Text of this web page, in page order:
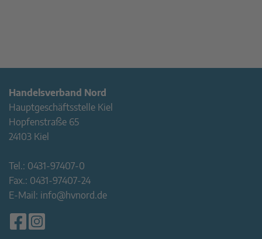
Handelsverband Nord
Hauptgeschäftsstelle Kiel
Hopfenstraße 65
24103 Kiel
Tel.: 0431-97407-0
Fax.: 0431-97407-24
E-Mail: info@hvnord.de